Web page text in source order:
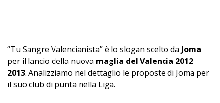
“Tu Sangre Valencianista” è lo slogan scelto da Joma
per il lancio della nuova maglia del Valencia 2012-
2013. Analizziamo nel dettaglio le proposte di Joma per
il suo club di punta nella Liga.